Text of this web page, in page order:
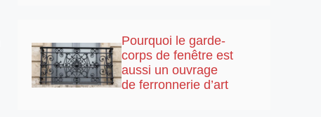
Pourquoi le garde-
corps de fenêtre est
aussi un ouvrage
de ferronnerie d’art